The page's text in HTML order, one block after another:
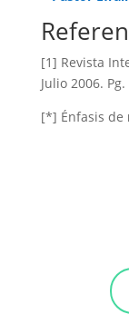
[1] Revista
Julio 2006. Pg.
[*] Énfasis de